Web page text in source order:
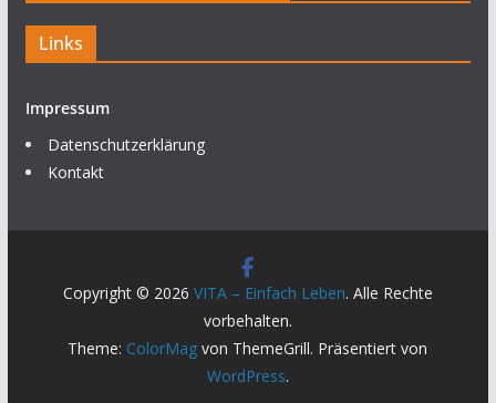
Links
Impressum
Datenschutzerklärung
Kontakt
Copyright © 2026 VITA – Einfach Leben. Alle Rechte
vorbehalten.
Theme: ColorMag von ThemeGrill. Präsentiert von
WordPress.